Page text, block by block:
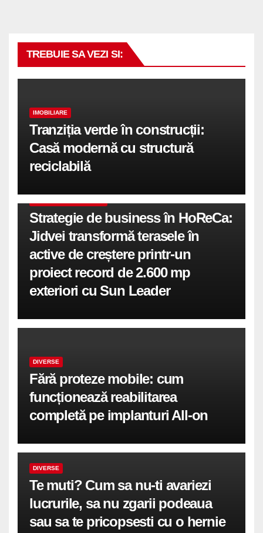
TREBUIE SA VEZI SI:
IMOBILIARE
Tranziția verde în construcții:
Casă modernă cu structură
reciclabilă
Strategie de business în HoReCa:
Jidvei transformă terasele în
active de creștere printr-un
proiect record de 2.600 mp
exteriori cu Sun Leader
DIVERSE
Fără proteze mobile: cum
funcționează reabilitarea
completă pe implanturi All-on
DIVERSE
Te muti? Cum sa nu-ti avariezi
lucrurile, sa nu zgarii podeaua
sau sa te pricopsesti cu o hernie